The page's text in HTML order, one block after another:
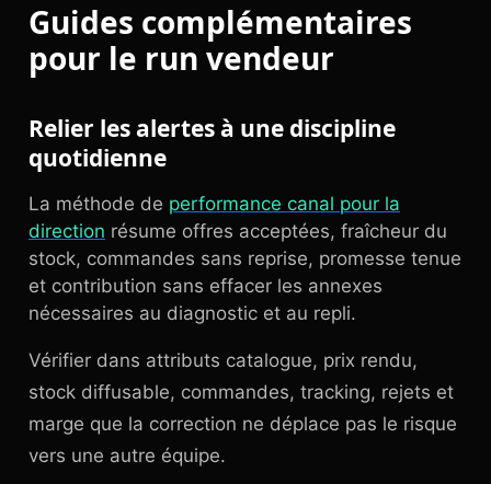
Guides complémentaires
pour le run vendeur
Relier les alertes à une discipline
quotidienne
La méthode de performance canal pour la
direction résume offres acceptées, fraîcheur du
stock, commandes sans reprise, promesse tenue
et contribution sans effacer les annexes
nécessaires au diagnostic et au repli.
Vérifier dans attributs catalogue, prix rendu,
stock diffusable, commandes, tracking, rejets et
marge que la correction ne déplace pas le risque
vers une autre équipe.